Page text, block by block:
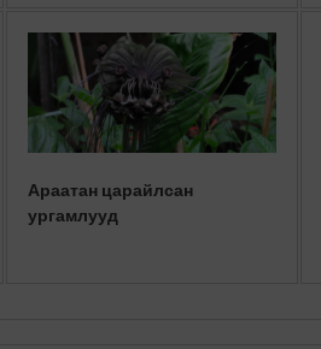
Араатан царайлсан
ургамлууд